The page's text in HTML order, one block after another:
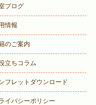
ブログ
情報
のご案内
立ちコラム
フレットダウンロード
イバシーポリシー